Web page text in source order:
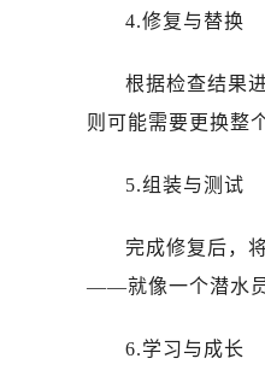
内
黑
黑
黑
黑
黑龙
黑
4.修复与替换
根据检查结果
则可能需要更换整
5.组装与测试
完成修复后，
——就像一个潜水员
6.学习与成长